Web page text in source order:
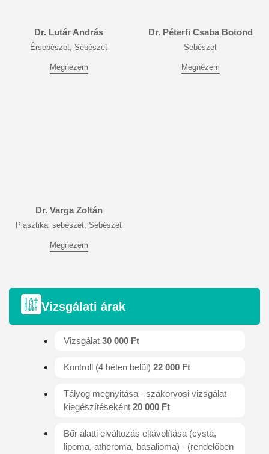
Dr. Lutár András
Érsebészet, Sebészet
Megnézem
Dr. Péterfi Csaba Botond
Sebészet
Megnézem
Dr. Varga Zoltán
Plasztikai sebészet, Sebészet
Megnézem
Vizsgálati árak
Vizsgálat 30 000 Ft
Kontroll (4 héten belül) 22 000 Ft
Tályog megnyitása - szakorvosi vizsgálat
kiegészítéseként 20 000 Ft
Bőr alatti elváltozás eltávolítása (cysta,
lipoma, atheroma, basalioma) - (rendelőben